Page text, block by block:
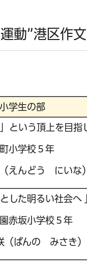
動”港区作
小学生の部
という頂上を目指
小学校５年
えんどう にいな）
した明るい社会へ
赤坂小学校５年
ばんの みさき）